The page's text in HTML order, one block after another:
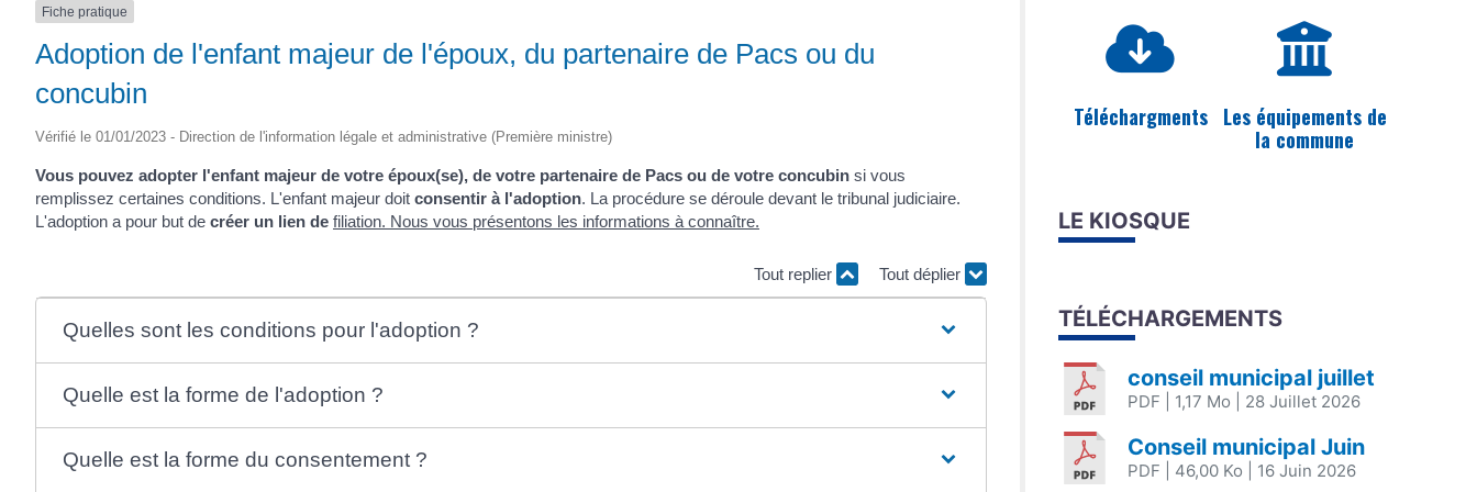
Fiche pratique
Adoption de l'enfant majeur de l'époux, du partenaire de Pacs ou du
concubin
Vérifié le 01/01/2023 - Direction de l'information légale et administrative (Première ministre)
Vous pouvez adopter l'enfant majeur de votre époux(se), de votre partenaire de Pacs ou de votre concubin si vous
remplissez certaines conditions. L'enfant majeur doit consentir à l'adoption. La procédure se déroule devant le tribunal judiciaire.
L'adoption a pour but de créer un lien de filiation. Nous vous présentons les informations à connaître.
Tout replier Tout déplier
Quelles sont les conditions pour l'adoption ?
Quelle est la forme de l'adoption ?
Quelle est la forme du consentement ?
Téléchargments Les équipements de
la commune
LE KIOSQUE
TÉLÉCHARGEMENTS
conseil municipal juillet
PDF | 1,17 Mo | 28 Juillet 2026
Conseil municipal Juin
PDF | 46,00 Ko | 16 Juin 2026